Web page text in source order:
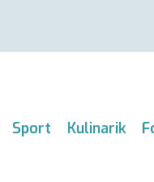
Sport Kulinarik